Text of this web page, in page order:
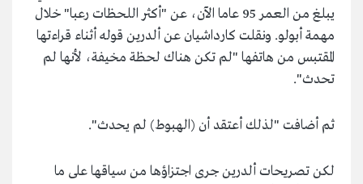
يبلغ من العمر 95 عاما الآن، عن "أكثر اللحظات رعبا" خلال
مهمة أبولو. ونقلت كارداشيان عن ألدرين قوله أثناء قراءتها
المقتبس من هاتفها "لم تكن هناك لحظة مخيفة، لأنها لم
تحدث".
ثم أضافت "لذلك أعتقد أن (الهبوط) لم يحدث".
لكن تصريحات ألدرين جرى اجتزاؤها من سياقها على ما